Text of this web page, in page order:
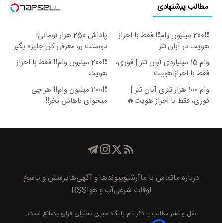
مطالب پیشنهادی
❗❗200 میلیون وام❗❗ فقط با احراز
هویت در آبان تتر
پاداش 250 هزار تومانی!
دوستت رو معرفی کن جایزه بگیر
😍
وام 15 میلیاردی آبان تتر | فوری،
فقط با احراز هویت
❗❗200 میلیون وام❗❗ فقط با احراز
هویت
وام 100 هزار تتری آبان تتر |
فوری، فقط با احراز هویت🔥
❗❗200 میلیون وام❗❗ هر چی
میخوای باهاش بخر!!
درباره ماتماس با ماآرشیوپیوند‌ها و آگهی‌هاپرسش و پاسخ
اوقات شرعیآب و هواRSS
نقل و نشر مطالب با ذکر نام پايگاه خبری تحليلی فرارو بلامانع است.